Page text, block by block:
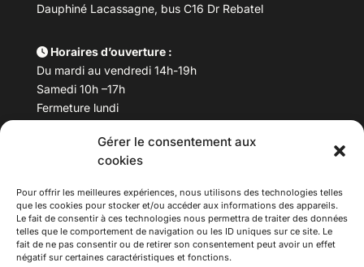
Gérer le consentement aux
cookies
Pour offrir les meilleures expériences, nous utilisons des technologies telles
que les cookies pour stocker et/ou accéder aux informations des appareils.
Le fait de consentir à ces technologies nous permettra de traiter des données
telles que le comportement de navigation ou les ID uniques sur ce site. Le
fait de ne pas consentir ou de retirer son consentement peut avoir un effet
négatif sur certaines caractéristiques et fonctions.
Dauphiné Lacassagne, bus C16 Dr Rebatel
Horaires d’ouverture :
Du mardi au vendredi 14h-19h
Samedi 10h –17h
Fermeture lundi
Téléphone : 04 78 53 06 40
maisondesculturesasiatiques@asiexpo.com